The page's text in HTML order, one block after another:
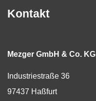
Kontakt
Mezger GmbH & Co. KG
Industriestraße 36
97437 Haßfurt